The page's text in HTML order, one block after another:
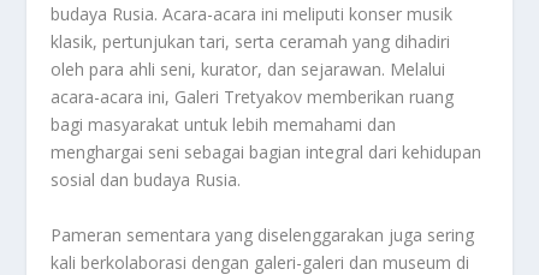
budaya Rusia. Acara-acara ini meliputi konser musik
klasik, pertunjukan tari, serta ceramah yang dihadiri
oleh para ahli seni, kurator, dan sejarawan. Melalui
acara-acara ini, Galeri Tretyakov memberikan ruang
bagi masyarakat untuk lebih memahami dan
menghargai seni sebagai bagian integral dari kehidupan
sosial dan budaya Rusia.
Pameran sementara yang diselenggarakan juga sering
kali berkolaborasi dengan galeri-galeri dan museum di